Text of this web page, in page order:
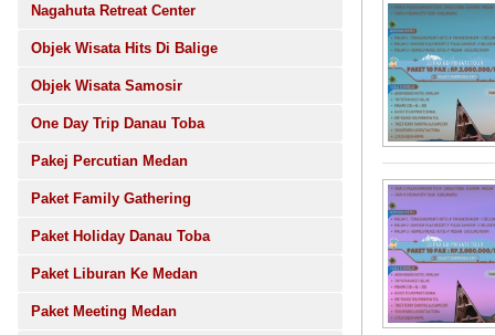
Nagahuta Retreat Center
Objek Wisata Hits Di Balige
Objek Wisata Samosir
One Day Trip Danau Toba
Pakej Percutian Medan
Paket Family Gathering
Paket Holiday Danau Toba
Paket Liburan Ke Medan
Paket Meeting Medan